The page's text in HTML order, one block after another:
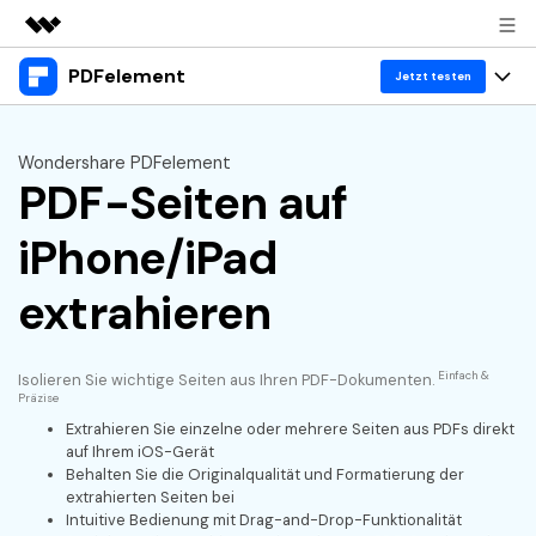
Top-Produkte
Dienstprogramme
Überblick
Lösungen
Über uns
Presseraum
Shop
Support
PDFelement Jetzt testen
Desktop
PDFelement für Windows
PDFelement für Mac
PDFelement für iPhone/iPad
PDFelement für Android
Cloud
Lösungen
Benutzer im Bildungswesen
PDF lesen
PDF erstellen
PDF kombinieren
PDF drucken
Ressourcen
Heiße Themen
How-Tos
Mac-Software
OCR PDF Tipps
Business
KMU von 1-10p
10p+ Unternehmen
Jetzt kaufen Anmelden
Wondershare PDFelement
PDF-Seiten auf
iPhone/iPad
extrahieren
Isolieren Sie wichtige Seiten aus Ihren PDF-Dokumenten. Einfach &
Präzise
Extrahieren Sie einzelne oder mehrere Seiten aus PDFs direkt
auf Ihrem iOS-Gerät
Behalten Sie die Originalqualität und Formatierung der
extrahierten Seiten bei
Intuitive Bedienung mit Drag-and-Drop-Funktionalität